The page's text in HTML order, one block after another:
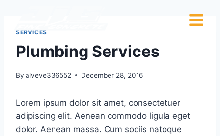
SERVICES
Plumbing Services
By alveve336552 December 28, 2016
Lorem ipsum dolor sit amet, consectetuer
adipiscing elit. Aenean commodo ligula eget
dolor. Aenean massa. Cum sociis natoque